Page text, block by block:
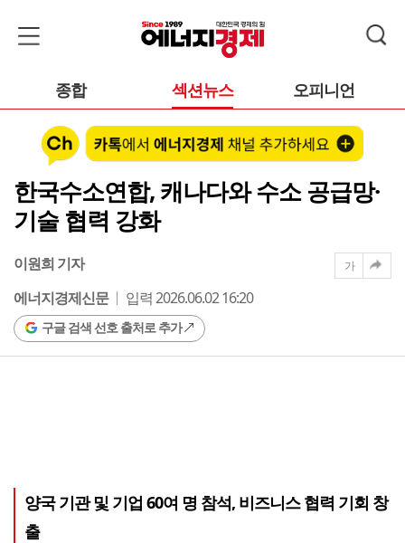
종합 섹션뉴스 오피니언
한국수소연합, 캐나다와 수소 공급망·
기술 협력 강화
이원희 기자
에너지경제신문
입력 2026.06.02 16:20
구글 검색 선호 출처로 추가
가
양국 기관 및 기업 60여 명 참석, 비즈니스 협력 기회 창
출